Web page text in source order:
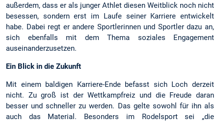
außerdem, dass er als junger Athlet diesen Weitblick noch nicht
besessen, sondern erst im Laufe seiner Karriere entwickelt
habe. Dabei regt er andere Sportlerinnen und Sportler dazu an,
sich ebenfalls mit dem Thema soziales Engagement
auseinanderzusetzen.
Ein Blick in die Zukunft
Mit einem baldigen Karriere-Ende befasst sich Loch derzeit
nicht. Zu groß ist der Wettkampfreiz und die Freude daran
besser und schneller zu werden. Das gelte sowohl für ihn als
auch das Material. Besonders im Rodelsport sei „die